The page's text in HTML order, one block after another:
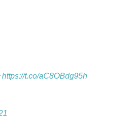
https://t.co/aC8OBdg95h